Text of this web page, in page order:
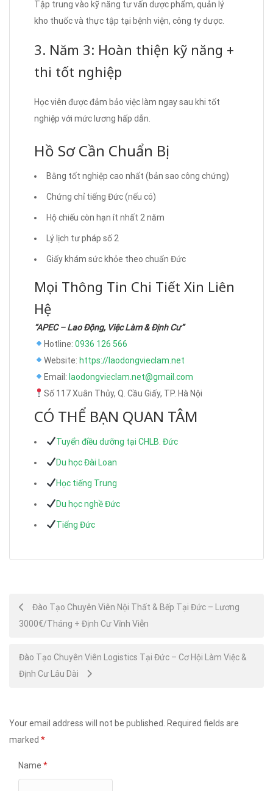
Tập trung vào kỹ năng tư vấn dược phẩm, quản lý
kho thuốc và thực tập tại bệnh viện, công ty dược.
3. Năm 3: Hoàn thiện kỹ năng +
thi tốt nghiệp
Học viên được đảm bảo việc làm ngay sau khi tốt
nghiệp với mức lương hấp dẫn.
Hồ Sơ Cần Chuẩn Bị
Bằng tốt nghiệp cao nhất (bản sao công chứng)
Chứng chỉ tiếng Đức (nếu có)
Hộ chiếu còn hạn ít nhất 2 năm
Lý lịch tư pháp số 2
Giấy khám sức khỏe theo chuẩn Đức
Mọi Thông Tin Chi Tiết Xin Liên
Hệ
“APEC – Lao Động, Việc Làm & Định Cư”
Hotline: 0936 126 566
Website: https://laodongvieclam.net
Email: laodongvieclam.net@gmail.com
Số 117 Xuân Thủy, Q. Cầu Giấy, TP. Hà Nội
CÓ THỂ BẠN QUAN TÂM
Tuyển điều dưỡng tại CHLB. Đức
Du học Đài Loan
Học tiếng Trung
Du học nghề Đức
Tiếng Đức
Post
navigation
Đào Tạo Chuyên Viên Nội Thất & Bếp Tại Đức – Lương
3000€/Tháng + Định Cư Vĩnh Viễn
Đào Tạo Chuyên Viên Logistics Tại Đức – Cơ Hội Làm Việc &
Định Cư Lâu Dài
Your email address will not be published. Required fields are
marked *
Name *